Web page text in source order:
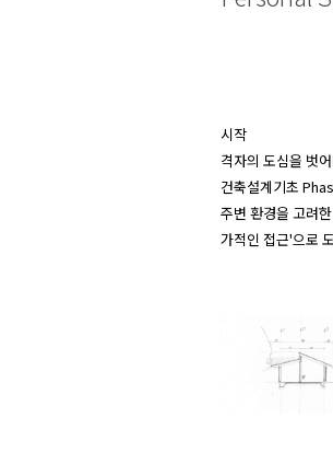
시작
격자의 도심을 벗
건축설계기초
주변 환경을 고려
가적인 접근'으로